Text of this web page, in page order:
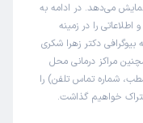
نوبت مطب از دکترتو
می‌دهد. در ادامه به
را در زمینه
دکتر زهرا شکری
مراکز درمانی محل
شماره تماس تلفن) را
خواهیم گذاشت.